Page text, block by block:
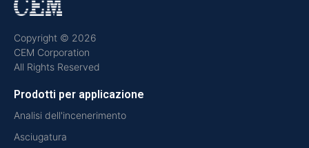
Copyright © 2026
CEM Corporation
All Rights Reserved
Prodotti per applicazione
Analisi dell'incenerimento
Asciugatura